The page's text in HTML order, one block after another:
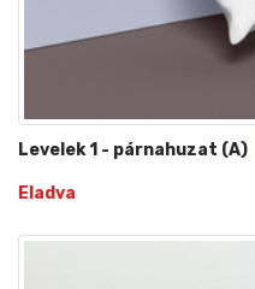
Levelek 1 - párnahuzat (A)
Eladva